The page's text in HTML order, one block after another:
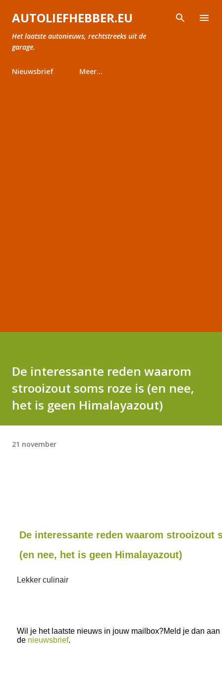
Doorgaan naar hoofdcontent
AUTOLIEFHEBBER.EU
Het laatste autonieuws, rechtstreeks uit de
garage.
Nieuwsbrief Meer…
De interessante reden waarom
strooizout soms roze is (en nee,
het is geen Himalayazout)
21 november
De interessante reden waarom strooizout
(en nee, het is geen Himalayazout)
Lekker culinair
Wil je het laatste nieuws in jouw mailbox?Meld je dan aan
de nieuwsbrief.